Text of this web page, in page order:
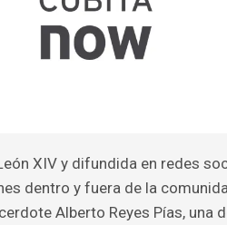
XIV y difundida en redes
dentro y fuera de la
Alberto Reyes Pías, una